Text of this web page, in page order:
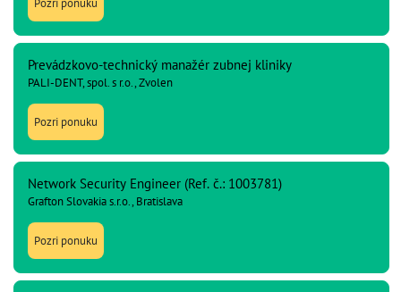
Prevádzkovo-technický manažér zubnej kliniky
PALI-DENT, spol. s r.o., Zvolen
Pozri ponuku
Network Security Engineer (Ref. č.: 1003781)
Grafton Slovakia s.r.o., Bratislava
Pozri ponuku